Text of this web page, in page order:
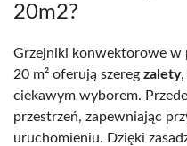
20m2?
Grzejniki konwektorowe w
20 m² oferują szereg zalety,
ciekawym wyborem.
przestrzeń, zapewniając
uruchomieniu. Dzięki